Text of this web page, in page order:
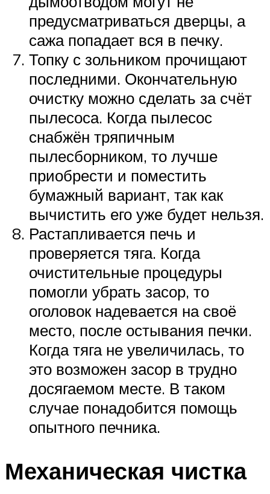
предусматриваться дверцы, а
сажа попадает вся в печку.
Топку с зольником прочищают
последними. Окончательную
очистку можно сделать за счёт
пылесоса. Когда пылесос
снабжён тряпичным
пылесборником, то лучше
приобрести и поместить
бумажный вариант, так как
вычистить его уже будет нельзя.
Растапливается печь и
проверяется тяга. Когда
очистительные процедуры
помогли убрать засор, то
оголовок надевается на своё
место, после остывания печки.
Когда тяга не увеличилась, то
это возможен засор в трудно
досягаемом месте. В таком
случае понадобится помощь
опытного печника.
Механическая чистка